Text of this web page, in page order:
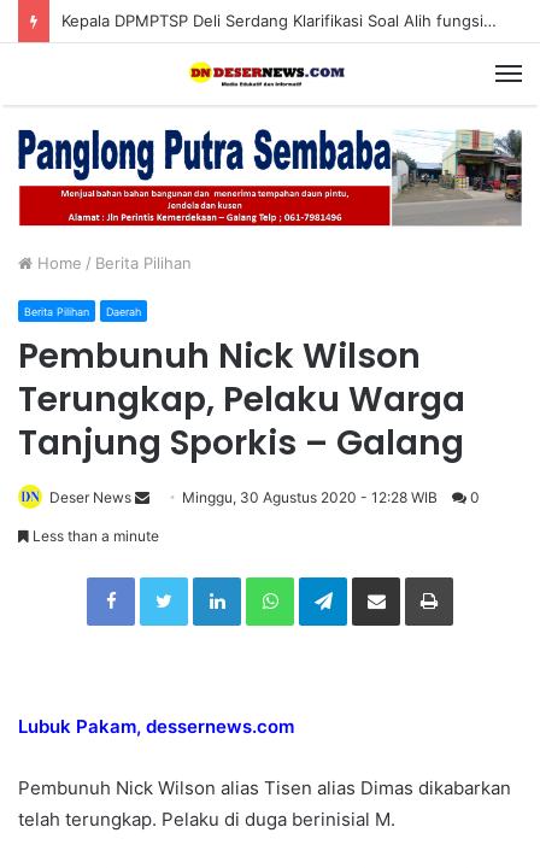
Kepala DPMPTSP Deli Serdang Klarifikasi Soal Alih fungsi Lahan Sawah Produktif di Pantai Labu
Home / Berita Pilihan
Berita Pilihan Daerah
Pembunuh Nick Wilson
Terungkap, Pelaku Warga
Tanjung Sporkis – Galang
Deser News
a
a
l
Minggu, 30 Agustus 2020 - 12:28 WIB 0
Less than a minute
Facebook Twitter LinkedIn WhatsApp Telegram
Lubuk Pakam, dessernews.com
Pembunuh Nick Wilson alias Tisen alias Dimas dikabarkan
telah terungkap. Pelaku di duga berinisial M.